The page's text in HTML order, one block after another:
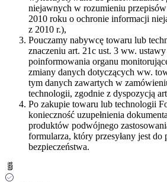
niejawnych w rozumieniu
2010 roku o ochronie informacji
z 2010 r.),
Pouczamy nabywcę towaru lub
znaczeniu art. 21c ust. 3 ww.
poinformowania organu
zmiany danych dotyczących ww.
tym danych zawartych w
technologii, zgodnie z dyspozycją
Po zakupie towaru lub technologii
konieczność uzupełnienia
produktów podwójnego
formularza, który przesyłany jest do
bezpieczeństwa.